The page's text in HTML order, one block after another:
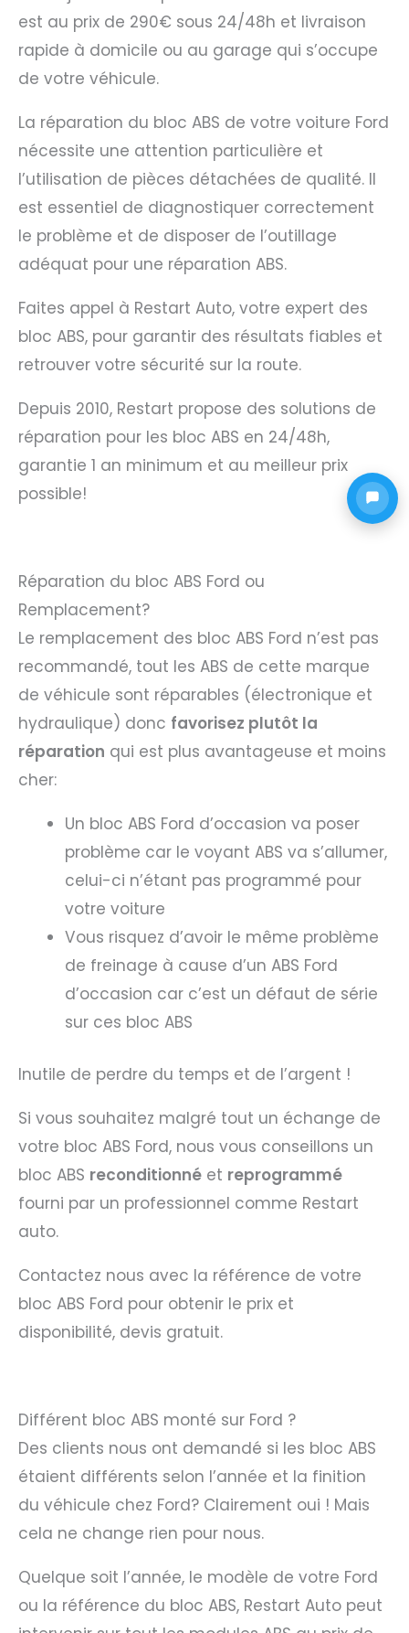
est au prix de 290€ sous 24/48h et livraison
rapide à domicile ou au garage qui s’occupe
de votre véhicule.
La réparation du bloc ABS de votre voiture Ford
nécessite une attention particulière et
l’utilisation de pièces détachées de qualité. Il
est essentiel de diagnostiquer correctement
le problème et de disposer de l’outillage
adéquat pour une réparation ABS.
Faites appel à Restart Auto, votre expert des
bloc ABS, pour garantir des résultats fiables et
retrouver votre sécurité sur la route.
Depuis 2010, Restart propose des solutions de
réparation pour les bloc ABS en 24/48h,
garantie 1 an minimum et au meilleur prix
possible!
Réparation du bloc ABS Ford ou
Remplacement?
Le remplacement des bloc ABS Ford n’est pas
recommandé, tout les ABS de cette marque
de véhicule sont réparables (électronique et
hydraulique) donc favorisez plutôt la
réparation qui est plus avantageuse et moins
cher:
Un bloc ABS Ford d’occasion va poser
problème car le voyant ABS va s’allumer,
celui-ci n’étant pas programmé pour
votre voiture
Vous risquez d’avoir le même problème
de freinage à cause d’un ABS Ford
d’occasion car c’est un défaut de série
sur ces bloc ABS
Inutile de perdre du temps et de l’argent !
Si vous souhaitez malgré tout un échange de
votre bloc ABS Ford, nous vous conseillons un
bloc ABS reconditionné et reprogrammé
fourni par un professionnel comme Restart
auto.
Contactez nous avec la référence de votre
bloc ABS Ford pour obtenir le prix et
disponibilité, devis gratuit.
Différent bloc ABS monté sur Ford ?
Des clients nous ont demandé si les bloc ABS
étaient différents selon l’année et la finition
du véhicule chez Ford? Clairement oui ! Mais
cela ne change rien pour nous.
Quelque soit l’année, le modèle de votre Ford
ou la référence du bloc ABS, Restart Auto peut